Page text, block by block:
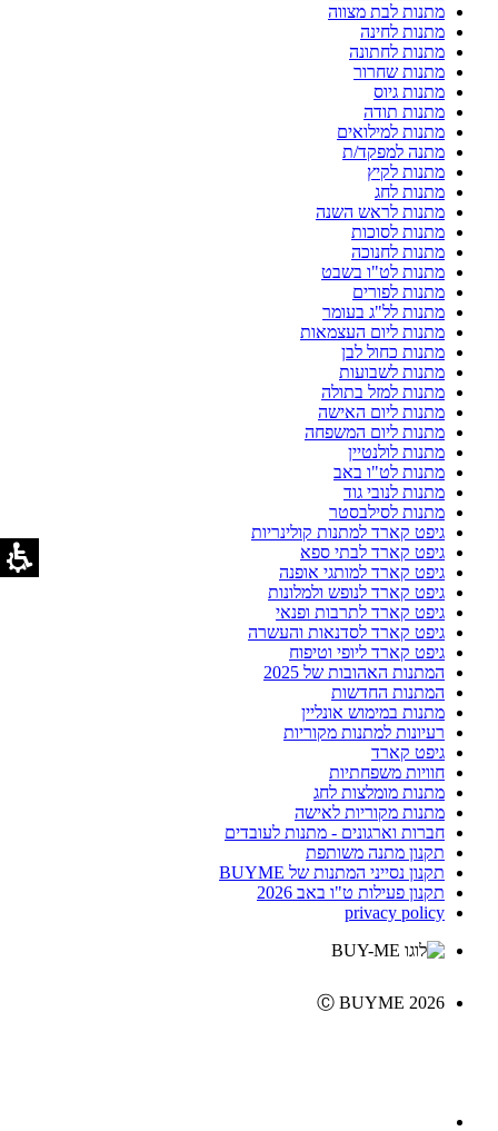
מתנות לבת מצווה
מתנות לחינה
מתנות לחתונה
מתנות שחרור
מתנות גיוס
מתנות תודה
מתנות למילואים
מתנה למפקד/ת
מתנות לקיץ
מתנות לחג
מתנות לראש השנה
מתנות לסוכות
מתנות לחנוכה
מתנות לט"ו בשבט
מתנות לפורים
מתנות לל"ג בעומר
מתנות ליום העצמאות
מתנות כחול לבן
מתנות לשבועות
מתנות למזל בתולה
מתנות ליום האישה
מתנות ליום המשפחה
מתנות לולנטיין
מתנות לט"ו באב
מתנות לנובי גוד
מתנות לסילבסטר
גיפט קארד למתנות קולינריות
גיפט קארד לבתי ספא
גיפט קארד למותגי אופנה
גיפט קארד לנופש ולמלונות
גיפט קארד לתרבות ופנאי
גיפט קארד לסדנאות והעשרה
גיפט קארד ליופי וטיפוח
המתנות האהובות של 2025
המתנות החדשות
מתנות במימוש אונליין
רעיונות למתנות מקוריות
גיפט קארד
חוויות משפחתיות
מתנות מומלצות לחג
מתנות מקוריות לאישה
חברות וארגונים - מתנות לעובדים
תקנון מתנה משותפת
תקנון נסייני המתנות של BUYME
תקנון פעילות ט"ו באב 2026
privacy policy
Ⓒ BUYME 2026